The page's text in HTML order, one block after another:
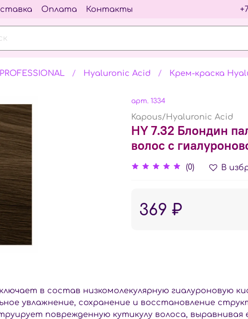
Оплата Контакты
Hyaluronic Acid Крем-краска
арт. 1334
Kapous/Hyaluronic Acid
HY 7.32 Блондин
волос с
(0) В
369 ₽
в состав низкомолекулярную гиалуроновую
увлажнение, сохранение и восстановление
поврежденную кутикулу волоса, выравнивая